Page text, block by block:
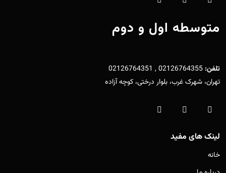
متوسطه اول و دوم
تلفن: 02126764355 , 02126764351
تهران، شهرک غرب، بلوار درختی، کوچه آزاده
لینک های مفید
خانه